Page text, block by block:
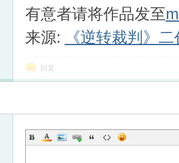
有意者请将作品发至
来源:
《逆转裁判》
回复